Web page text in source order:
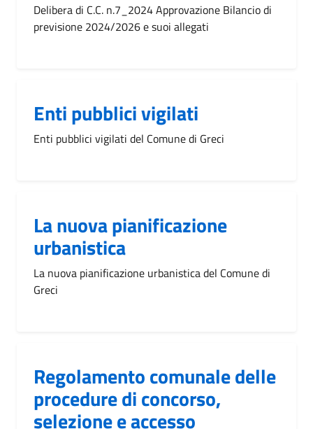
Delibera di C.C. n.7_2024 Approvazione Bilancio di
previsione 2024/2026 e suoi allegati
Enti pubblici vigilati
Enti pubblici vigilati del Comune di Greci
La nuova pianificazione
urbanistica
La nuova pianificazione urbanistica del Comune di
Greci
Regolamento comunale delle
procedure di concorso,
selezione e accesso